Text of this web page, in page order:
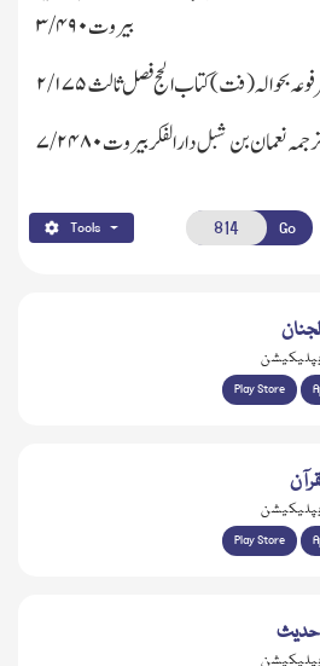
بیروت
۳/۴۹۰
بحوالہ (فت) کتاب الحج فصل ثالث ۲/۱۷۵
نعمان بن شبل دارالفکر بیروت ۷/۲۴۸۰
Tools Go
Play Store
Play Store